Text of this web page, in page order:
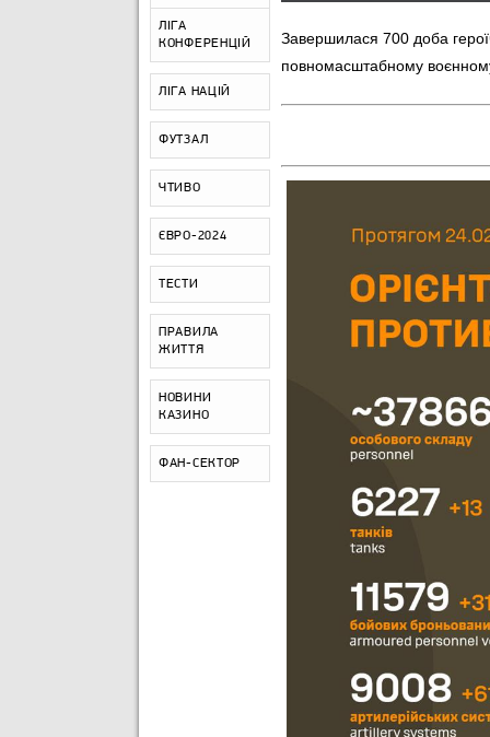
ЛІГА
КОНФЕРЕНЦІЙ
ЛІГА НАЦІЙ
ФУТЗАЛ
ЧТИВО
ЄВРО-2024
ТЕСТИ
ПРАВИЛА
ЖИТТЯ
НОВИНИ
КАЗИНО
ФАН-СЕКТОР
Завершилася 700 доба
повномасштабному